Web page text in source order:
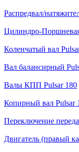
Распредвал/
Цилиндро-
Коленчатый вал
Вал балансирный
Валы КПП Pulsar 180
Копирный вал Pulsar
Переключение
Двигатель (правый